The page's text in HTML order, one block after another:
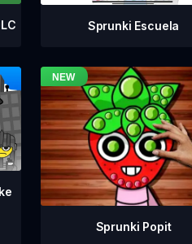
Sprunki Escuela
Sprunki Popit